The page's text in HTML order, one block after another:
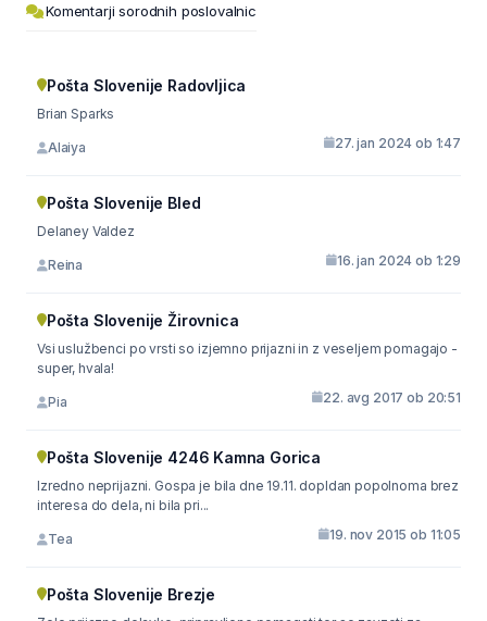
Komentarji sorodnih poslovalnic
Pošta Slovenije Radovljica
Brian Sparks
Alaiya 27. jan 2024 ob 1:47
Pošta Slovenije Bled
Delaney Valdez
Reina 16. jan 2024 ob 1:29
Pošta Slovenije Žirovnica
Vsi uslužbenci po vrsti so izjemno prijazni in z veseljem pomagajo -
super, hvala!
Pia 22. avg 2017 ob 20:51
Pošta Slovenije 4246 Kamna Gorica
Izredno neprijazni. Gospa je bila dne 19.11. dopldan popolnoma brez
interesa do dela, ni bila pri...
Tea 19. nov 2015 ob 11:05
Pošta Slovenije Brezje